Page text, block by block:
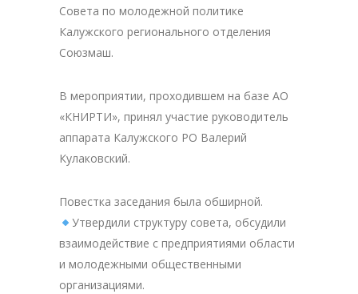
Совета по молодежной политике
Калужского регионального отделения
Союзмаш.
В мероприятии, проходившем на базе АО
«КНИРТИ», принял участие руководитель
аппарата Калужского РО Валерий
Кулаковский.
Повестка заседания была обширной.
Утвердили структуру совета, обсудили
взаимодействие с предприятиями области
и молодежными общественными
организациями.